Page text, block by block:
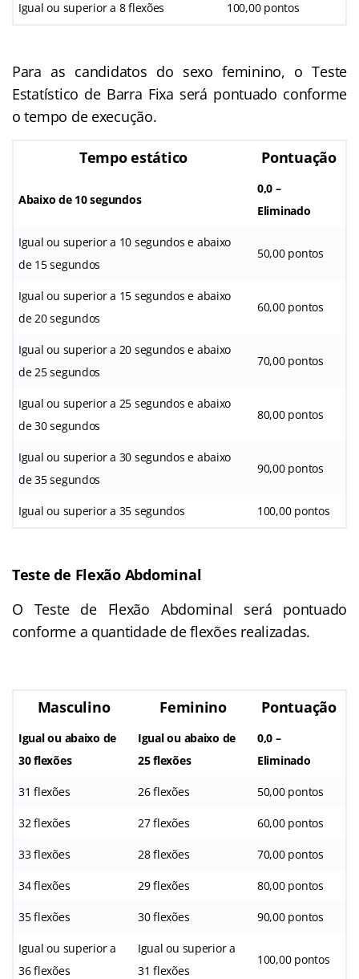
Igual ou superior a 8 flexões 100,00 pontos
Para as candidatos do sexo feminino, o Teste
Estatístico de Barra Fixa será pontuado conforme
o tempo de execução.
Tempo estático Pontuação
Abaixo de 10 segundos
0,0 –
Eliminado
Igual ou superior a 10 segundos e abaixo
de 15 segundos
50,00 pontos
Igual ou superior a 15 segundos e abaixo
de 20 segundos
60,00 pontos
Igual ou superior a 20 segundos e abaixo
de 25 segundos
70,00 pontos
Igual ou superior a 25 segundos e abaixo
de 30 segundos
80,00 pontos
Igual ou superior a 30 segundos e abaixo
de 35 segundos
90,00 pontos
Igual ou superior a 35 segundos 100,00 pontos
Teste de Flexão Abdominal
O Teste de Flexão Abdominal será pontuado
conforme a quantidade de flexões realizadas.
Masculino Feminino Pontuação
Igual ou abaixo de
30 flexões
Igual ou abaixo de
25 flexões
0,0 –
Eliminado
31 flexões 26 flexões 50,00 pontos
32 flexões 27 flexões 60,00 pontos
33 flexões 28 flexões 70,00 pontos
34 flexões 29 flexões 80,00 pontos
35 flexões 30 flexões 90,00 pontos
Igual ou superior a
36 flexões
Igual ou superior a
31 flexões
100,00 pontos